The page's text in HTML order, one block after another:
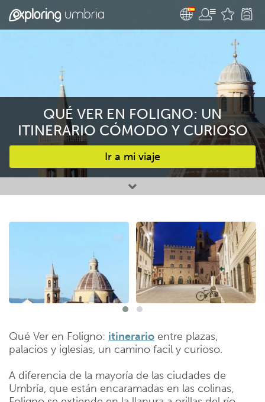
QUÉ VER EN FOLIGNO: UN
ITINERARIO CÓMODO Y CURIOSO
Ir a mi viaje
Favourites
Qué Ver en Foligno: itinerario entre plazas,
palacios y iglesias, un camino facil y curioso.
A diferencia de la mayoría de las ciudades de
Umbría, que están encaramadas en las colinas,